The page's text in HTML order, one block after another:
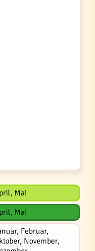
Mai
Mai
Februar,
November,